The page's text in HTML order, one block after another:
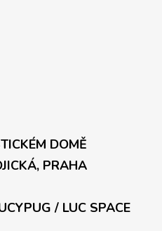
DOMĚ
PRAHA
/ LUC SPACE